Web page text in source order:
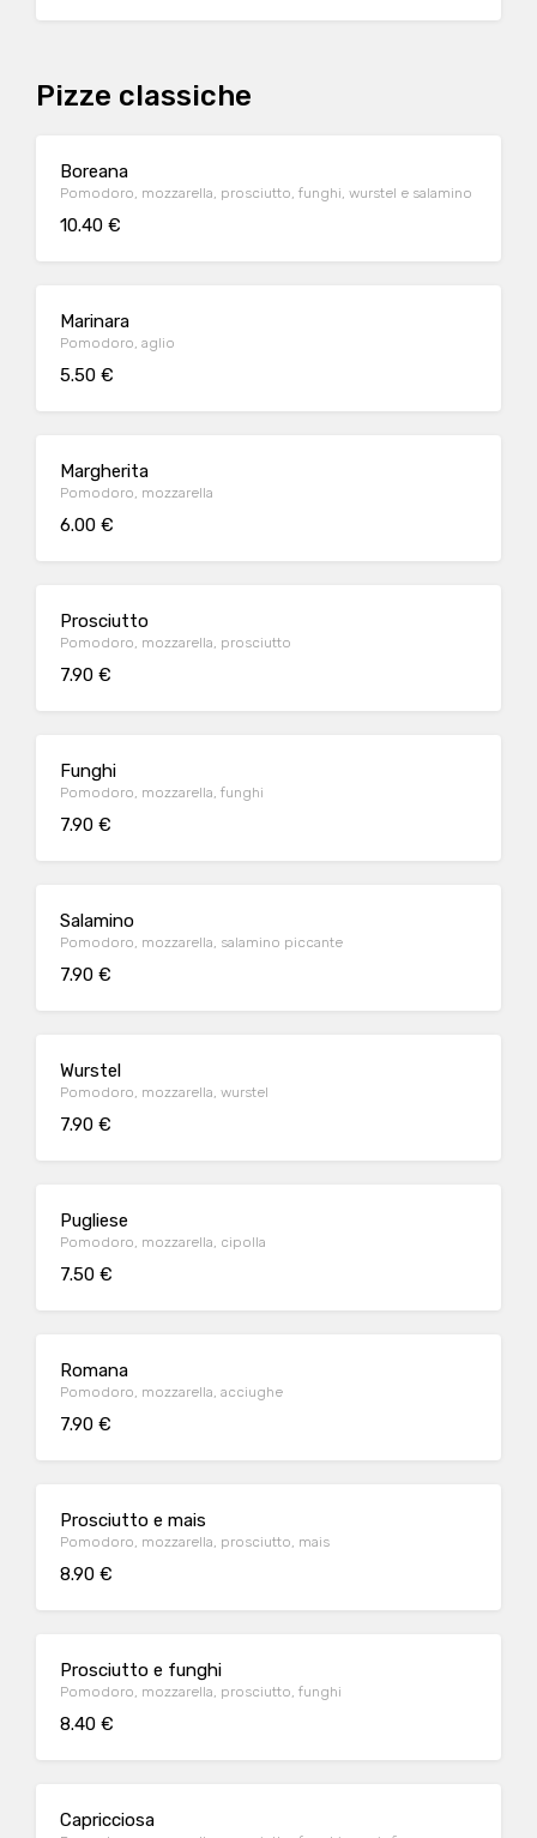
Pizze classiche
Boreana
Pomodoro, mozzarella, prosciutto, funghi, wurstel e salamino
10.40 €
Marinara
Pomodoro, aglio
5.50 €
Margherita
Pomodoro, mozzarella
6.00 €
Prosciutto
Pomodoro, mozzarella, prosciutto
7.90 €
Funghi
Pomodoro, mozzarella, funghi
7.90 €
Salamino
Pomodoro, mozzarella, salamino piccante
7.90 €
Wurstel
Pomodoro, mozzarella, wurstel
7.90 €
Pugliese
Pomodoro, mozzarella, cipolla
7.50 €
Romana
Pomodoro, mozzarella, acciughe
7.90 €
Prosciutto e mais
Pomodoro, mozzarella, prosciutto, mais
8.90 €
Prosciutto e funghi
Pomodoro, mozzarella, prosciutto, funghi
8.40 €
Capricciosa